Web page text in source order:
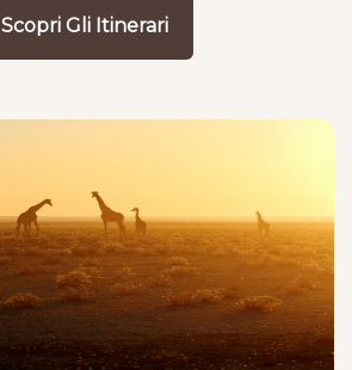
Scopri Gli Itinerari